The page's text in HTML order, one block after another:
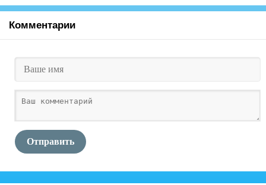
Комментарии
Отправить